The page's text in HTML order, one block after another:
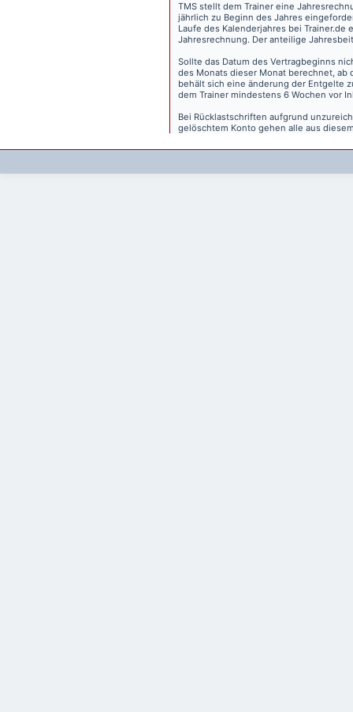
TMS stellt dem Trainer eine
jährlich zu Beginn des Jahres
Laufe des Kalenderjahres bei
Jahresrechnung. Der anteilige
Sollte das Datum des Vertragbeginns
des Monats dieser Monat berechnet, ab
behält sich eine änderung der Entgelte
dem Trainer mindestens 6 Wochen vor
Bei Rücklastschriften aufgrund
gelöschtem Konto gehen alle aus